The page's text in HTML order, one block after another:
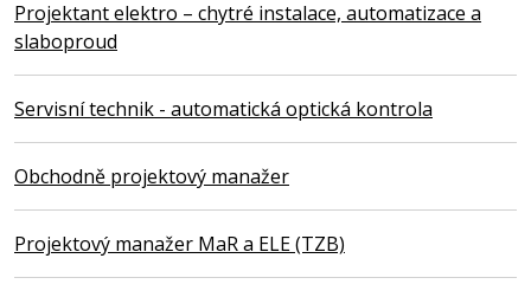
Projektant elektro – chytré instalace, automatizace a
slaboproud
Servisní technik - automatická optická kontrola
Obchodně projektový manažer
Projektový manažer MaR a ELE (TZB)